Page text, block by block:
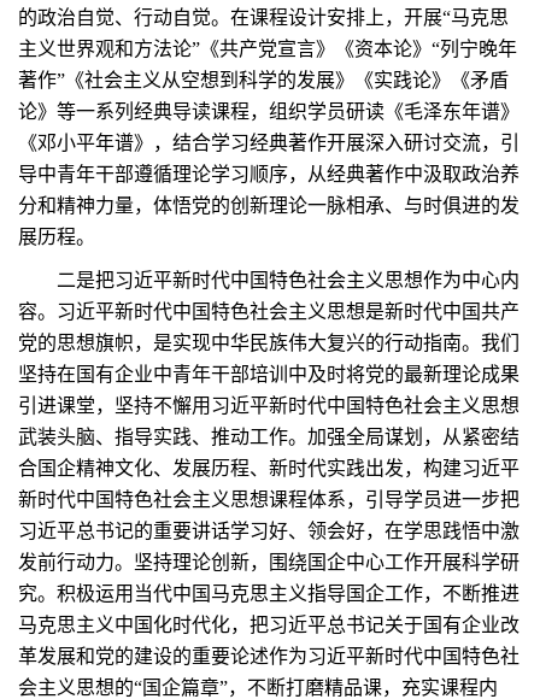
的政治自觉、行动自觉。在课程设计安排上，开展“马克思
主义世界观和方法论”《共产党宣言》《资本论》“列宁晚年
著作”《社会主义从空想到科学的发展》《实践论》《矛盾
论》等一系列经典导读课程，组织学员研读《毛泽东年谱》
《邓小平年谱》，结合学习经典著作开展深入研讨交流，引
导中青年干部遵循理论学习顺序，从经典著作中汲取政治养
分和精神力量，体悟党的创新理论一脉相承、与时俱进的发
展历程。
二是把习近平新时代中国特色社会主义思想作为中心内
容。习近平新时代中国特色社会主义思想是新时代中国共产
党的思想旗帜，是实现中华民族伟大复兴的行动指南。我们
坚持在国有企业中青年干部培训中及时将党的最新理论成果
引进课堂，坚持不懈用习近平新时代中国特色社会主义思想
武装头脑、指导实践、推动工作。加强全局谋划，从紧密结
合国企精神文化、发展历程、新时代实践出发，构建习近平
新时代中国特色社会主义思想课程体系，引导学员进一步把
习近平总书记的重要讲话学习好、领会好，在学思践悟中激
发前行动力。坚持理论创新，围绕国企中心工作开展科学研
究。积极运用当代中国马克思主义指导国企工作，不断推进
马克思主义中国化时代化，把习近平总书记关于国有企业改
革发展和党的建设的重要论述作为习近平新时代中国特色社
会主义思想的“国企篇章”，不断打磨精品课，充实课程内